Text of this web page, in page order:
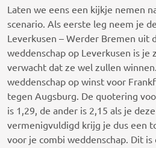
Laten we eens een kijkje nemen
scenario. Als eerste leg neem je
Leverkusen – Werder Bremen uit
weddenschap op Leverkusen is je
verwacht dat ze wel zullen
weddenschap op winst voor
tegen Augsburg. De quotering
is 1,29, de ander is 2,15 als je
vermenigvuldigd krijg je dus een
voor je combi weddenschap. Dit